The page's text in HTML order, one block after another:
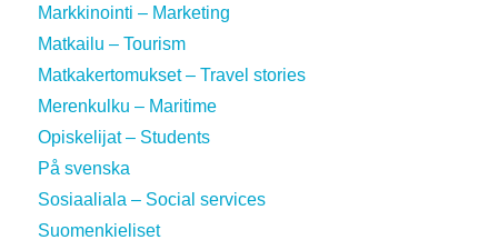
Markkinointi – Marketing
Matkailu – Tourism
Matkakertomukset – Travel stories
Merenkulku – Maritime
Opiskelijat – Students
På svenska
Sosiaaliala – Social services
Suomenkieliset